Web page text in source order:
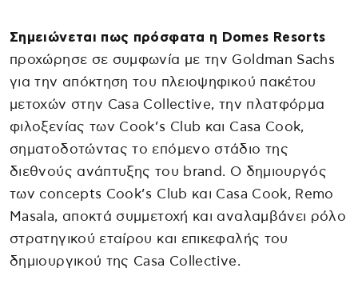
Σημειώνεται πως πρόσφατα η Domes Resorts
προχώρησε σε συμφωνία με την Goldman Sachs
για την απόκτηση του πλειοψηφικού πακέτου
μετοχών στην Casa Collective, την πλατφόρμα
φιλοξενίας των Cook’s Club και Casa Cook,
σηματοδοτώντας το επόμενο στάδιο της
διεθνούς ανάπτυξης του brand. Ο δημιουργός
των concepts Cook’s Club και Casa Cook, Remo
Masala, αποκτά συμμετοχή και αναλαμβάνει ρόλο
στρατηγικού εταίρου και επικεφαλής του
δημιουργικού της Casa Collective.